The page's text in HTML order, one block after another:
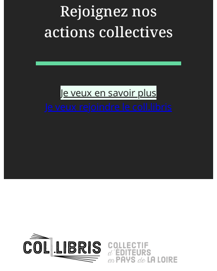
Rejoignez nos
actions collectives
Je veux en savoir plus
Je veux rejoindre le coll.libris